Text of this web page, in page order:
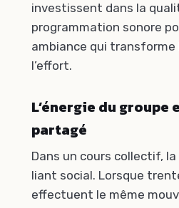
investissent dans la
programmation sonore
ambiance qui transforme
l’effort.
L’énergie du groupe
partagé
Dans un cours collectif,
liant social. Lorsque
effectuent le même